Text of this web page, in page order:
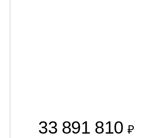
33 891 810₽